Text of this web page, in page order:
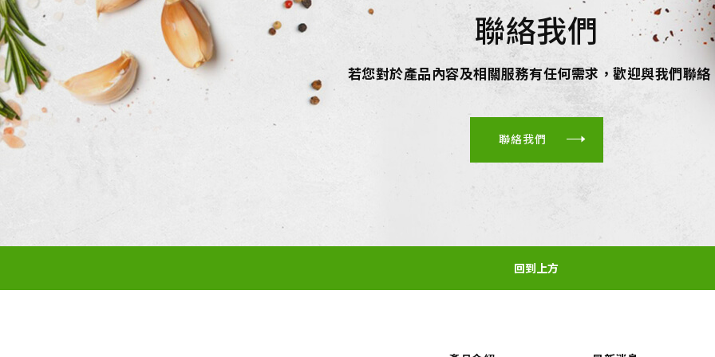
聯絡我們
若您對於產品內容及相關服務有任何需求，歡迎與我們聯絡
聯絡我們
回到上方